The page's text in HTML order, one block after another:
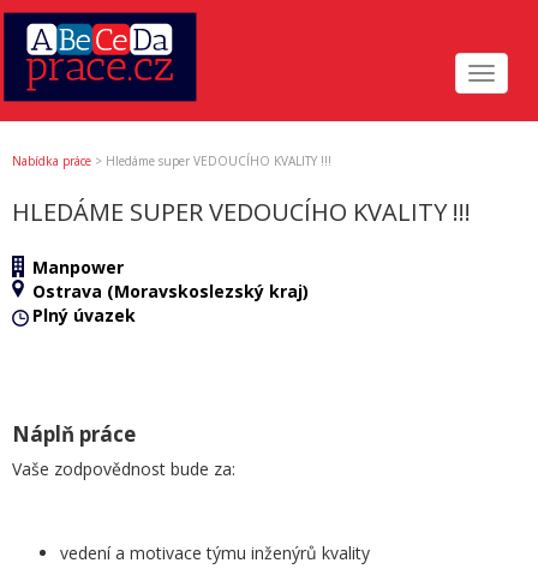
Toggle
Nabídka práce > Hledáme super VEDOUCÍHO KVALITY !!!
HLEDÁME SUPER VEDOUCÍHO KVALITY !!!
Manpower
Ostrava (Moravskoslezský kraj)
Plný úvazek
Náplň práce
Vaše zodpovědnost bude za:
vedení a motivace týmu inženýrů kvality